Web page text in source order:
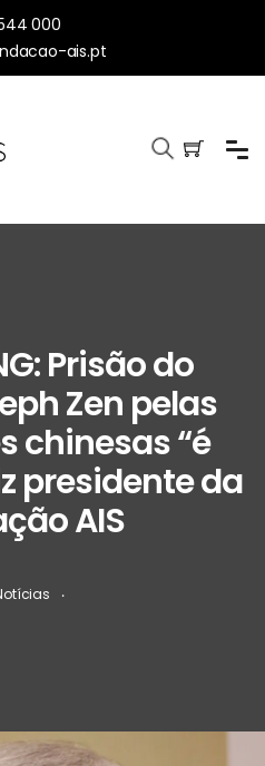
000
ais.pt
Prisão do
Zen pelas
chinesas “é
presidente da
AIS
‧